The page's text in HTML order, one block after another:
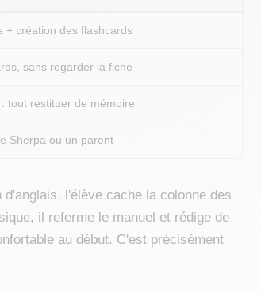
+ création des flashcards
sans regarder la fiche
tout restituer de mémoire
Sherpa ou un parent
l'élève cache la colonne des
il referme le manuel et rédige de
au début. C'est précisément